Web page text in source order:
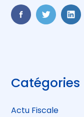
FaceBook
Twitter
Blog
sidebar
Catégories
Actu Fiscale